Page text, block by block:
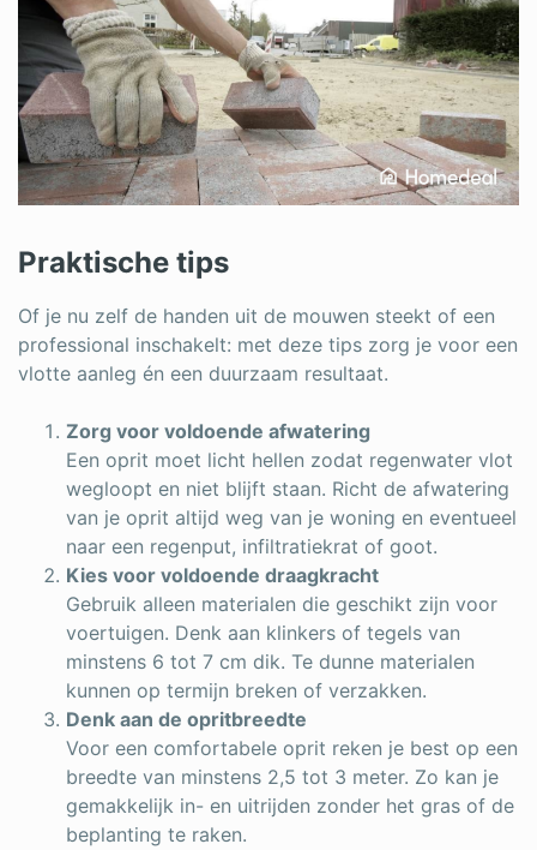
Praktische tips
Of je nu zelf de handen uit de mouwen steekt of een
professional inschakelt: met deze tips zorg je voor een
vlotte aanleg én een duurzaam resultaat.
Zorg voor voldoende afwatering
Een oprit moet licht hellen zodat regenwater vlot
wegloopt en niet blijft staan. Richt de afwatering
van je oprit altijd weg van je woning en eventueel
naar een regenput, infiltratiekrat of goot.
Kies voor voldoende draagkracht
Gebruik alleen materialen die geschikt zijn voor
voertuigen. Denk aan klinkers of tegels van
minstens 6 tot 7 cm dik. Te dunne materialen
kunnen op termijn breken of verzakken.
Denk aan de opritbreedte
Voor een comfortabele oprit reken je best op een
breedte van minstens 2,5 tot 3 meter. Zo kan je
gemakkelijk in- en uitrijden zonder het gras of de
beplanting te raken.